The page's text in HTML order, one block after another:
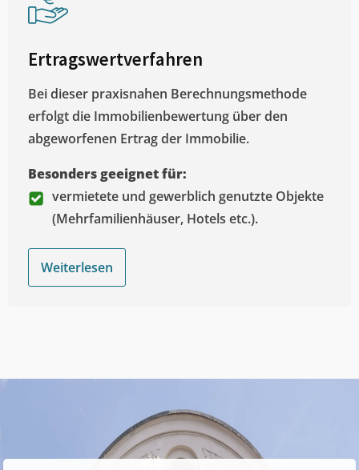
Ertragswertverfahren
Bei dieser praxisnahen Berechnungsmethode
erfolgt die Immobilienbewertung über den
abgeworfenen Ertrag der Immobilie.
Besonders geeignet für:
vermietete und gewerblich genutzte Objekte
(Mehrfamilienhäuser, Hotels etc.).
Weiterlesen